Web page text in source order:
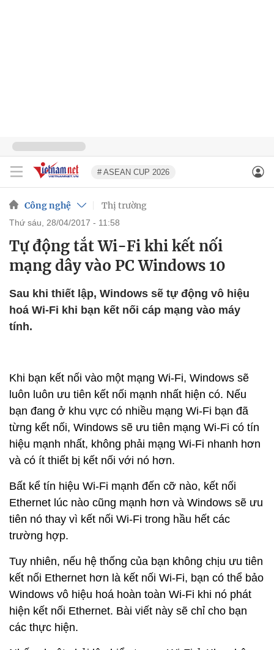
# ASEAN CUP 2026
Công nghệ Thị trường
thứ sáu, 28/04/2017 - 11:58
Tự động tắt Wi-Fi khi kết nối
mạng dây vào PC Windows 10
Sau khi thiết lập, Windows sẽ tự động vô hiệu
hoá Wi-Fi khi bạn kết nối cáp mạng vào máy
tính.
Khi bạn kết nối vào một mạng Wi-Fi, Windows sẽ
luôn luôn ưu tiên kết nối mạnh nhất hiện có. Nếu
bạn đang ở khu vực có nhiều mạng Wi-Fi bạn đã
từng kết nối, Windows sẽ ưu tiên mạng Wi-Fi có tín
hiệu mạnh nhất, không phải mạng Wi-Fi nhanh hơn
và có ít thiết bị kết nối với nó hơn.
Bất kể tín hiệu Wi-Fi mạnh đến cỡ nào, kết nối
Ethernet lúc nào cũng mạnh hơn và Windows sẽ ưu
tiên nó thay vì kết nối Wi-Fi trong hầu hết các
trường hợp.
Tuy nhiên, nếu hệ thống của bạn không chịu ưu tiên
kết nối Ethernet hơn là kết nối Wi-Fi, bạn có thể bảo
Windows vô hiệu hoá hoàn toàn Wi-Fi khi nó phát
hiện kết nối Ethernet. Bài viết này sẽ chỉ cho bạn
các thực hiện.